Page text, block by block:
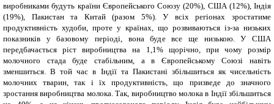
виробниками будуть країни Європейського Союзу (20%), США (12%), Індія
(19%), Пакистан та Китай (разом 5%). У всіх регіонах зростатиме
продуктивність худоби, проте у країнах, що розвиваються із-за низьких
показників у базовому періоді, вона буде все ще низькою. У США
передбачається ріст виробництва на 1,1% щорічно, при чому розмір
молочного стада буде стабільним, а в Європейському Союзі навіть
зменшиться. В той час в Індії та Пакистані збільшиться як чисельність
молочних тварин, так і їх продуктивність, що призведе до значного
зростання виробництва молока. Так, виробництво молока в Індії збільшиться